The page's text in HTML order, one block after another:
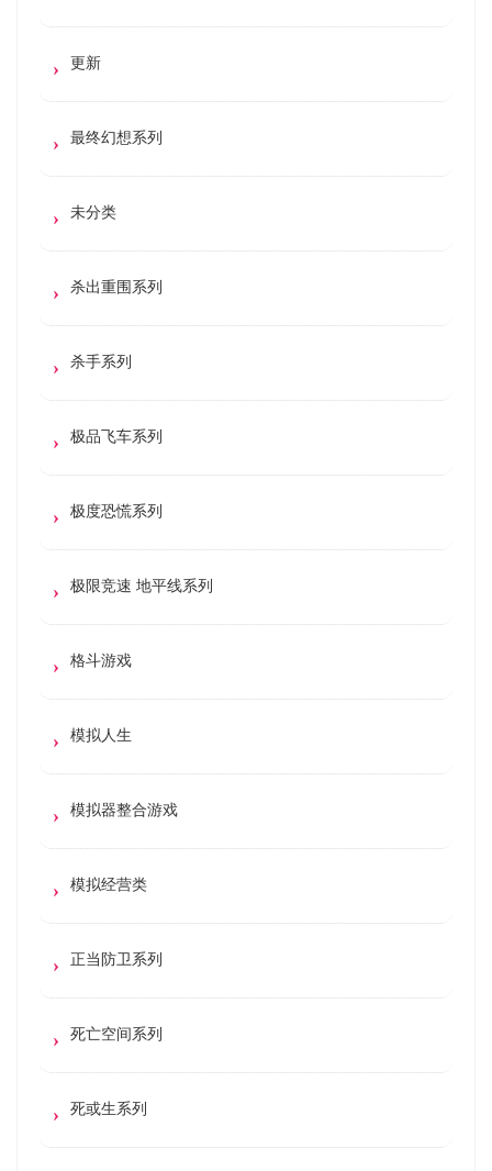
更新
最终幻想系列
未分类
杀出重围系列
杀手系列
极品飞车系列
极度恐慌系列
极限竞速 地平线系列
格斗游戏
模拟人生
模拟器整合游戏
模拟经营类
正当防卫系列
死亡空间系列
死或生系列